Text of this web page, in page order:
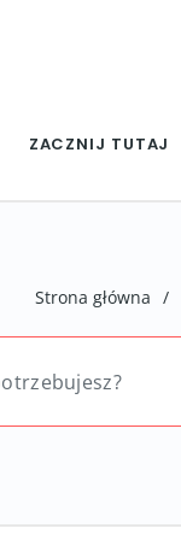
ZACZNIJ TUTAJ
Strona główna /